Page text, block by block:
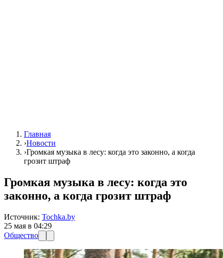
Главная
›Новости
›Громкая музыка в лесу: когда это законно, а когда
грозит штраф
Громкая музыка в лесу: когда это
законно, а когда грозит штраф
Источник: Tochka.by
25 мая в 04:29
Общество